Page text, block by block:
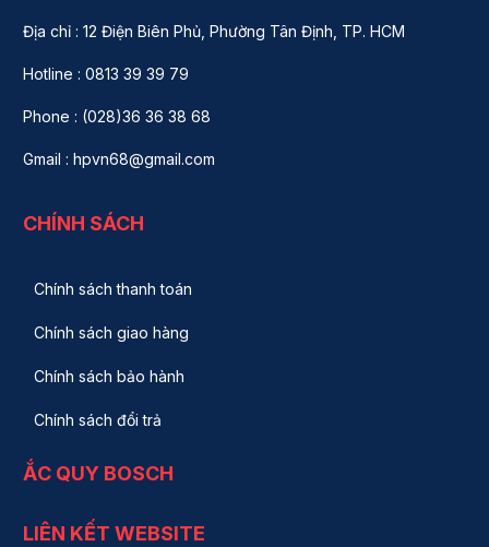
Địa chỉ : 12 Điện Biên Phủ, Phường Tân Định, TP. HCM
Hotline : 0813 39 39 79
Phone : (028)36 36 38 68
Gmail : hpvn68@gmail.com
CHÍNH SÁCH
Chính sách thanh toán
Chính sách giao hàng
Chính sách bảo hành
Chính sách đổi trả
ẮC QUY BOSCH
LIÊN KẾT WEBSITE